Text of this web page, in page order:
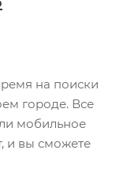
на поиски
городе. Все
мобильное
и вы сможете